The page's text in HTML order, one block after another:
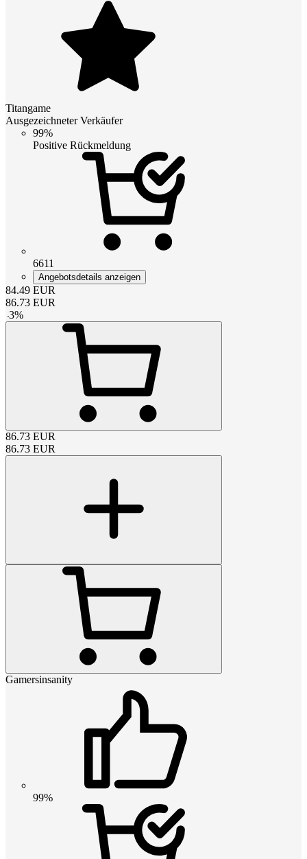
Titangame
Ausgezeichneter Verkäufer
99%
Positive Rückmeldung
6611
Angebotsdetails anzeigen
84.49 EUR
86.73 EUR
-3%
86.73 EUR
86.73 EUR
Gamersinsanity
99%